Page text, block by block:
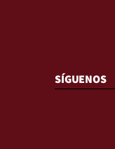
SÍGUENOS